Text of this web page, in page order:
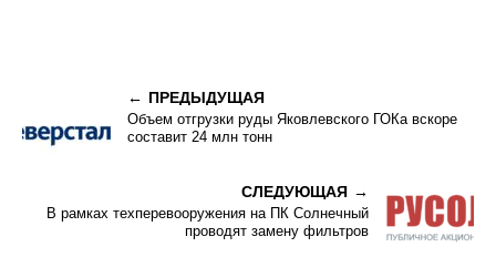
ПРЕДЫДУЩАЯ
Объем отгрузки руды Яковлевского ГОКа вскоре
составит 24 млн тонн
СЛЕДУЮЩАЯ
В рамках техперевооружения на ПК Солнечный
проводят замену фильтров